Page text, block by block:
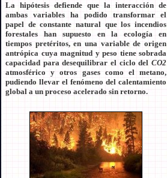
La hipótesis defiende que la interacción de
ambas variables ha podido transformar el
papel de constante natural que los incendios
forestales han supuesto en la ecología en
tiempos pretéritos, en una variable de origen
antrópica cuya magnitud y peso tiene sobrada
capacidad para desequilibrar el ciclo del CO2
atmosférico y otros gases como el metano,
pudiendo llevar el fenómeno del calentamiento
global a un proceso acelerado sin retorno.